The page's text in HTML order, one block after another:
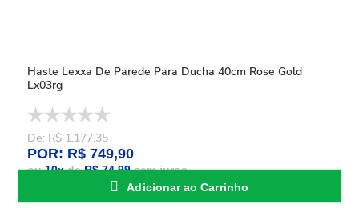
Haste Lexxa De Parede Para Ducha 40cm Rose Gold
Lx03rg
De: R$ 1.177,35
POR: R$ 749,90
ou10xdeR$ 74,99sem juros
Adicionar ao Carrinho